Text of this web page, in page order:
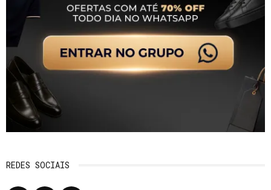
REDES SOCIAIS